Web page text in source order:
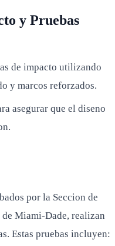
y Pruebas
de impacto utilizando
y marcos reforzados.
asegurar que el diseno
por la Seccion de
Miami-Dade, realizan
Estas pruebas incluyen: